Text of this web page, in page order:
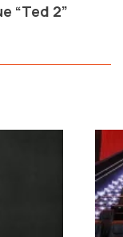
“Ted 2”